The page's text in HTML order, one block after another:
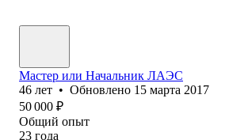
Мастер или Начальник ЛАЭС
46 лет • Обновлено 15 марта 2017
50 000 ₽
Общий опыт
23 года